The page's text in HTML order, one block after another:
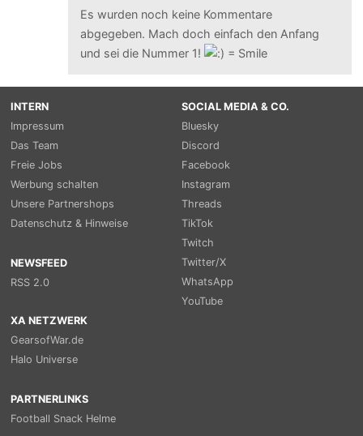
Es wurden noch keine Kommentare
abgegeben. Mach doch einfach den Anfang
und sei die Nummer 1!
INTERN
Impressum
Das Team
Freie Jobs
Werbung schalten
Unsere Partnershops
Datenschutz & Hinweise
NEWSFEED
RSS 2.0
SOCIAL MEDIA & CO.
Bluesky
Discord
Facebook
Instagram
Threads
TikTok
Twitch
Twitter/X
WhatsApp
YouTube
XA NETZWERK
GearsofWar.de
Halo Universe
PARTNERLINKS
Football Snack Helme